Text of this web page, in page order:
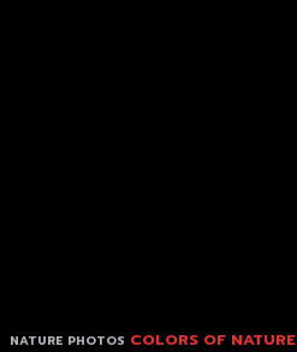
NATURE PHOTOS COLORS OF NATURE